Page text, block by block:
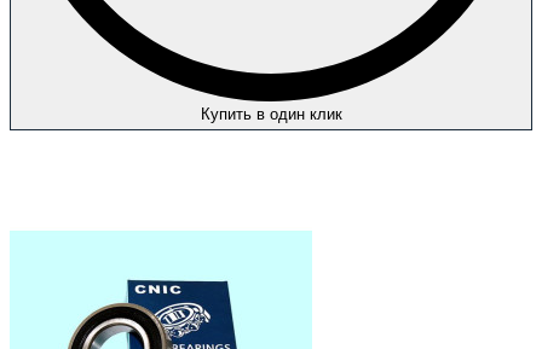
Купить в один клик